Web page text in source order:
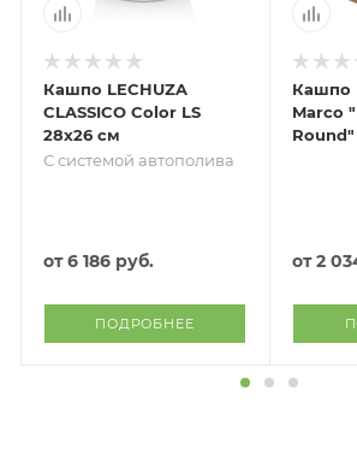
Кашпо LECHUZA
CLASSICO Color LS
28х26 см
С системой автополива
от6 186 руб.
ПОДРОБНЕЕ
Кашпо
Marco
Round"
от2